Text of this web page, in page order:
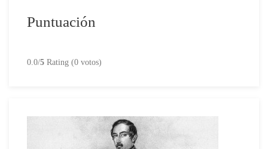
Puntuación
0.0/5 Rating (0 votos)